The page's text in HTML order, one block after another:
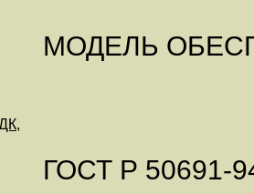
МОДЕЛЬ
ГОСТ Р 50691-